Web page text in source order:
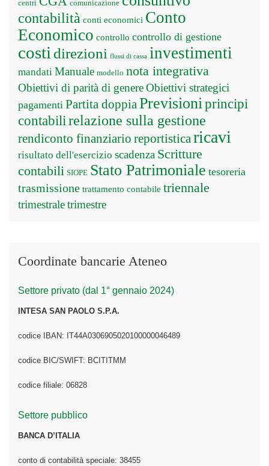
centri comunicazione
contabilità conti economici Conto
Economico controllo controllo di gestione
costi direzioni flussi di cassa investimenti
mandati Manuale modello nota integrativa
Obiettivi di parità di genereObiettivi strategici
pagamenti Partita doppiaPrevisioniprincipi
contabilirelazione sulla gestione
rendiconto finanziario reportisticaricavi
risultato dell'esercizio scadenza Scritture
contabili SIOPE Stato Patrimoniale tesoreria
trasmissione trattamento contabile triennale
trimestraletrimestre
Coordinate bancarie Ateneo
Settore privato (dal 1° gennaio 2024)
INTESA SAN PAOLO S.P.A.
codice IBAN: IT44A0306905020100000046489
codice BIC/SWIFT: BCITITMM
codice filiale: 06828
Settore pubblico
BANCA D’ITALIA
conto di contabilità speciale: 38455